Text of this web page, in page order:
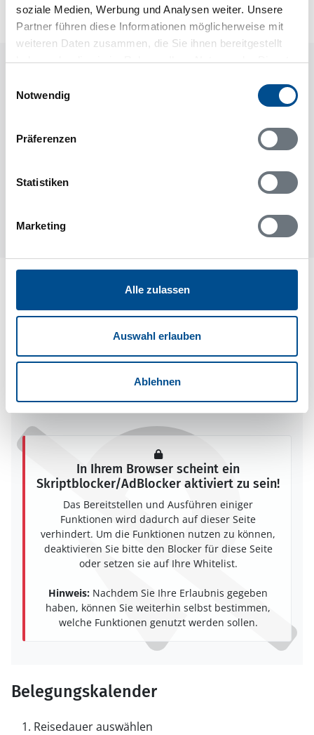
soziale Medien, Werbung und Analysen weiter. Unsere
Partner führen diese Informationen möglicherweise mit
weiteren Daten zusammen, die Sie ihnen bereitgestellt
haben oder die sie im Rahmen Ihrer Nutzung der Dienste
Notwendig
Präferenzen
Statistiken
Marketing
Alle zulassen
Auswahl erlauben
Ablehnen
Raumaufteilung
Adresse
Uppsälje 720
In Ihrem Browser scheint ein
Skriptblocker/AdBlocker aktiviert zu sein!
Das Bereitstellen und Ausführen einiger
Funktionen wird dadurch auf dieser Seite
verhindert. Um die Funktionen nutzen zu können,
deaktivieren Sie bitte den Blocker für diese Seite
oder setzen sie auf Ihre Whitelist.
Hinweis: Nachdem Sie Ihre Erlaubnis gegeben
haben, können Sie weiterhin selbst bestimmen,
welche Funktionen genutzt werden sollen.
Belegungskalender
Reisedauer auswählen